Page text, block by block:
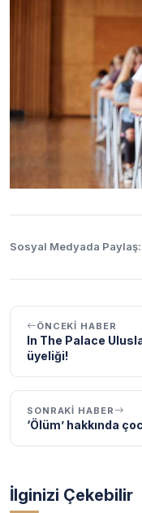
Sosyal Medyada Paylaş:
Bağlantı kopyalandı!
ÖNCEKI HABER
In The Palace
üyeliği!
SONRAKI HABER
‘Ölüm’ hakkında
İlginizi Çekebilir